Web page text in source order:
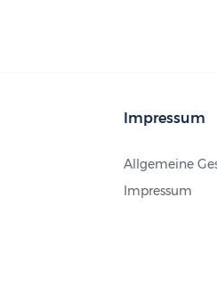
Impressum
Allgemeine
Impressum